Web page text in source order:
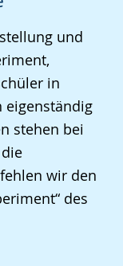
und
in
eigenständig
stehen bei
wir den
des